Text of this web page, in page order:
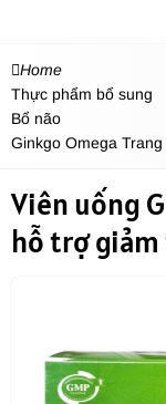
Home
Thực phẩm bổ sung
Bổ não
Ginkgo Omega
Viên uống
hỗ trợ